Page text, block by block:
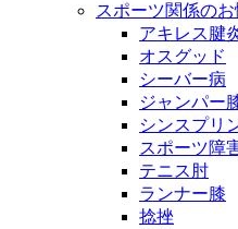
スポーツ関係のお
アキレス腱
オスグッド
シーバー病
ジャンパー
シンスプリ
スポーツ障
テニス肘
ランナー膝
捻挫